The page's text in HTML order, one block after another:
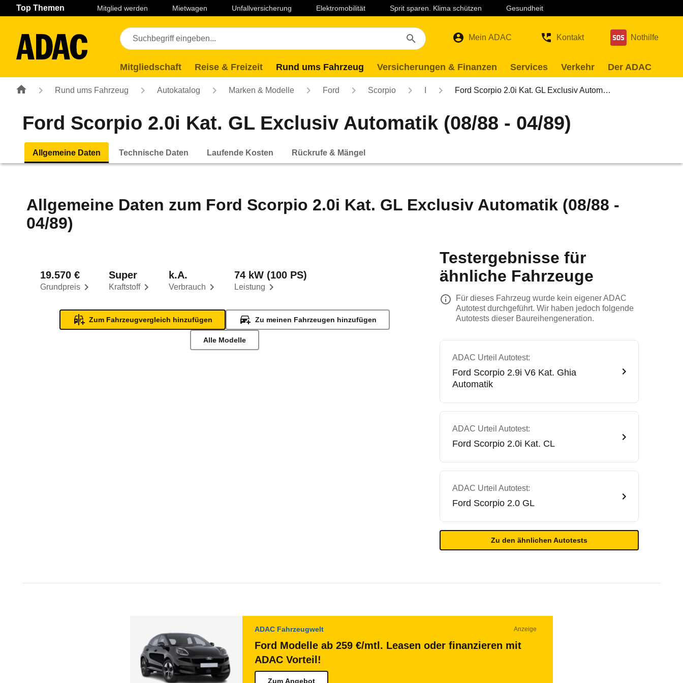
Navigation Seiteninhalt Fußzeile
Top Themen Mitglied werden Mietwagen Unfallversicherung Elektromobilität Sprit sparen. Klima schützen Gesundheit
Mein ADAC Kontakt Nothilfe
Mitgliedschaft Reise & Freizeit Rund ums Fahrzeug Versicherungen & Finanzen Services Verkehr Der ADAC
Rund ums Fahrzeug Autokatalog Marken & Modelle Ford Scorpio Ford Scorpio 2.0i Kat. GL Exclusiv Autom…
Ford Scorpio 2.0i Kat. GL Exclusiv Automatik (08/88 - 04/89)
Allgemeine Daten Technische Daten Laufende Kosten Rückrufe & Mängel
Allgemeine Daten zum Ford Scorpio 2.0i Kat. GL Exclusiv Automatik (08/88 -
04/89)
Grundpreis
19.570 €
Kraftstoff
Super
Verbrauch
k.A.
Leistung
74 kW (100 PS)
Zum Fahrzeugvergleich hinzufügen Zu meinen Fahrzeugen hinzufügen
Alle Modelle
Testergebnisse für
ähnliche Fahrzeuge
Für dieses Fahrzeug wurde kein eigener ADAC
Autotest durchgeführt. Wir haben jedoch folgende
Autotests dieser Baureihengeneration.
ADAC Urteil Autotest:
Ford Scorpio 2.9i V6 Kat. Ghia
Automatik
ADAC Urteil Autotest:
Ford Scorpio 2.0i Kat. CL
ADAC Urteil Autotest:
Ford Scorpio 2.0 GL
Zu den ähnlichen Autotests
ADAC Fahrzeugwelt Anzeige
Ford Modelle ab 259 €/mtl. Leasen oder finanzieren mit
ADAC Vorteil!
Zum Angebot